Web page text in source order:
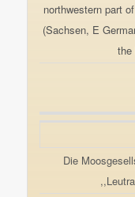
northwestern part
(Sachsen, E
the
Die